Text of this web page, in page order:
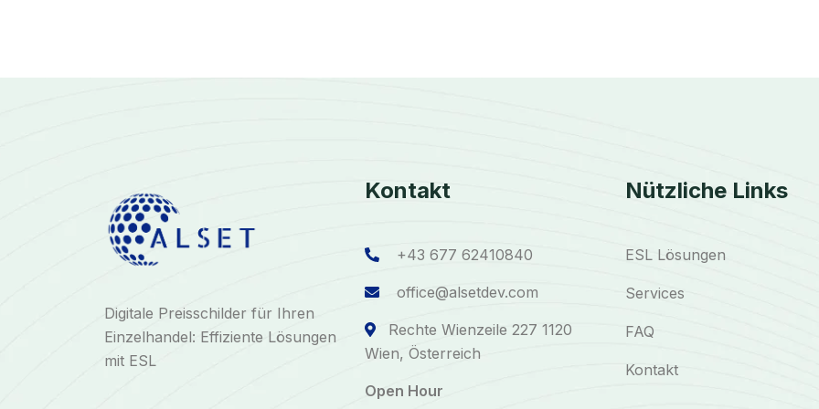
Digitale Preisschilder für Ihren
Einzelhandel: Effiziente Lösungen
mit ESL
Kontakt
+43 677 62410840
office@alsetdev.com
Rechte Wienzeile 227 1120
Wien, Österreich
Open Hour
Nützliche Links
ESL Lösungen
Services
FAQ
Kontakt